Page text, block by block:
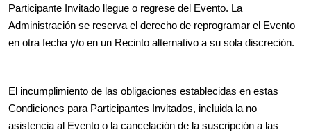
Participante Invitado llegue o regrese del Evento. La
Administración se reserva el derecho de reprogramar el Evento
en otra fecha y/o en un Recinto alternativo a su sola discreción.
El incumplimiento de las obligaciones establecidas en estas
Condiciones para Participantes Invitados, incluida la no
asistencia al Evento o la cancelación de la suscripción a las